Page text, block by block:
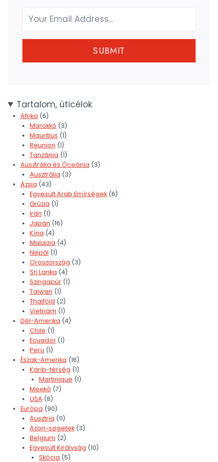
SUBMIT
Tartalom, úticélok
Afrika (6)
Marokkó (3)
Mauritius (1)
Reunion (1)
Tanzánia (1)
Ausztrália és Óceánia (3)
Ausztrália (3)
Ázsia (43)
Egyesült Arab Emírségek(6)
Grúzia (1)
Irán (1)
Japán (16)
Kína (4)
Malajzia (4)
Nepál (1)
Oroszország (3)
Sri Lanka (4)
Szingapúr(1)
Taiwan (1)
Thaiföld (2)
Vietnám (1)
Dél-Amerika (4)
Chile (1)
Ecuador(1)
Peru (1)
Észak-Amerika (16)
Karib-térség (1)
Martinique (1)
Mexikó (7)
USA (8)
Európa (90)
Ausztria (11)
Azori-szigetek(3)
Belgium (2)
Egyesült Királyság (10)
Skócia (5)